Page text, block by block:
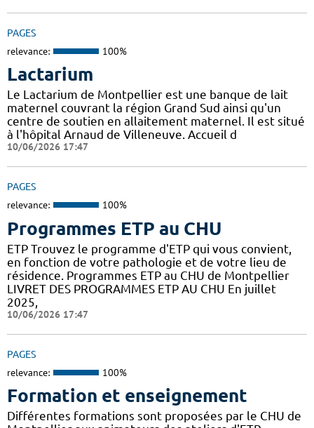
PAGES
relevance: 100%
Lactarium
Le Lactarium de Montpellier est une banque de lait
maternel couvrant la région Grand Sud ainsi qu'un
centre de soutien en allaitement maternel. Il est situé
à l'hôpital Arnaud de Villeneuve. Accueil d
10/06/2026 17:47
PAGES
relevance: 100%
Programmes ETP au CHU
ETP Trouvez le programme d'ETP qui vous convient,
en fonction de votre pathologie et de votre lieu de
résidence. Programmes ETP au CHU de Montpellier
LIVRET DES PROGRAMMES ETP AU CHU En juillet
2025,
10/06/2026 17:47
PAGES
relevance: 100%
Formation et enseignement
Différentes formations sont proposées par le CHU de